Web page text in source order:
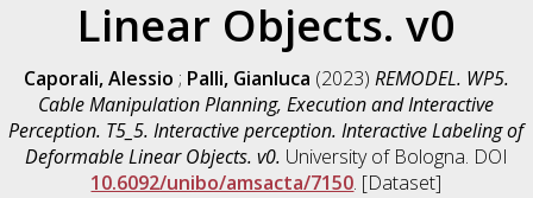
Linear Objects. v0
Caporali, Alessio ; Palli, Gianluca (2023) REMODEL. WP5.
Cable Manipulation Planning, Execution and Interactive
Perception. T5_5. Interactive perception. Interactive Labeling of
Deformable Linear Objects. v0. University of Bologna. DOI
10.6092/unibo/amsacta/7150. [Dataset]